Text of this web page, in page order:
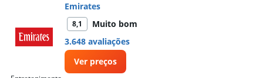
Emirates
8,1
Muito bom
3.648 avaliações
Ver preços